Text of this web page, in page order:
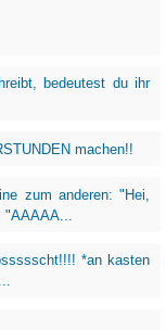
bedeutest du ihr
machen!!
zum anderen: "Hei,
*an kasten